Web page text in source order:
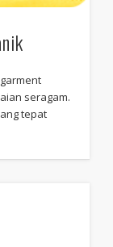
seragam.
tepat